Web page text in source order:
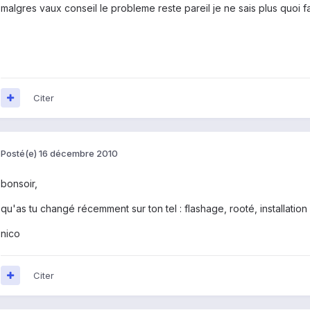
malgres vaux conseil le probleme reste pareil je ne sais plus quoi
Citer
Posté(e) 16 décembre 2010
bonsoir,
qu'as tu changé récemment sur ton tel : flashage, rooté,
nico
Citer